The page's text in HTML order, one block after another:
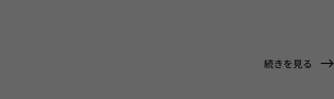
続きを見る